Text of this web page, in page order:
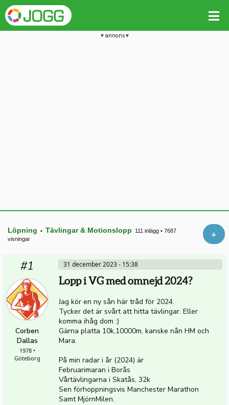
annons
Löpning • Tävlingar & Motionslopp 111 inlägg • 7687
visningar
#1
Corben
Dallas
1978 •
Göteborg
31 december 2023 - 15:38
Lopp i VG med omnejd 2024?
Jag kör en ny sån här tråd för 2024.
Tycker det är svårt att hitta tävlingar. Eller
komma ihåg dom :)
Gärna platta 10k,10000m, kanske nån HM och
Mara.
På min radar i år (2024) är
Februarimaran i Borås
Vårtävlingarna i Skatås, 32k
Sen förhoppningsvis Manchester Marathon
Samt MjörnMilen.